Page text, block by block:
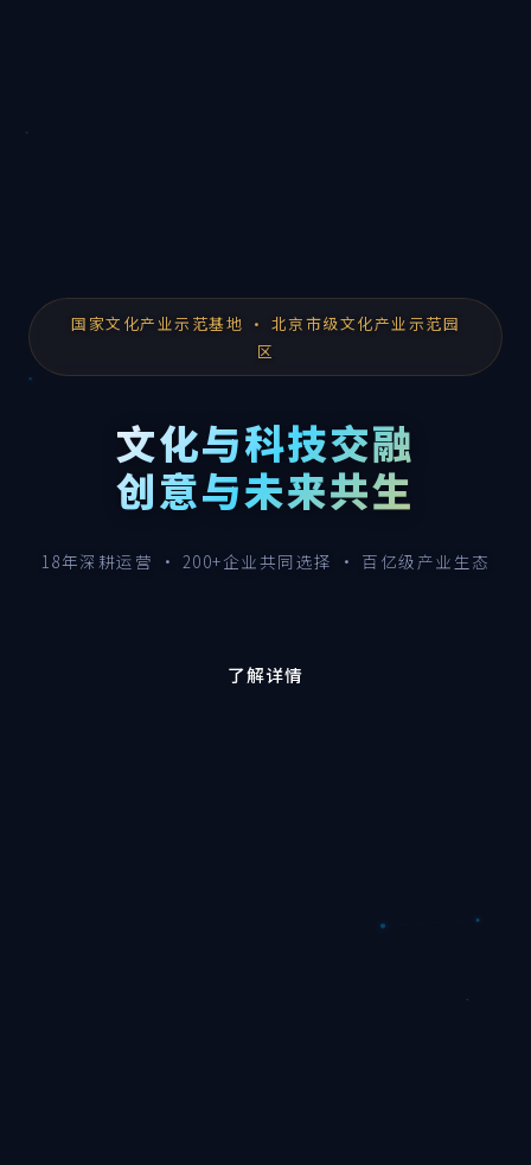
国家文化产业示范基地 · 北京市级文化产业示范园
区
文化与科技交融
创意与未来共生
18年深耕运营 · 200+企业共同选择 · 百亿级产业生态
了解详情